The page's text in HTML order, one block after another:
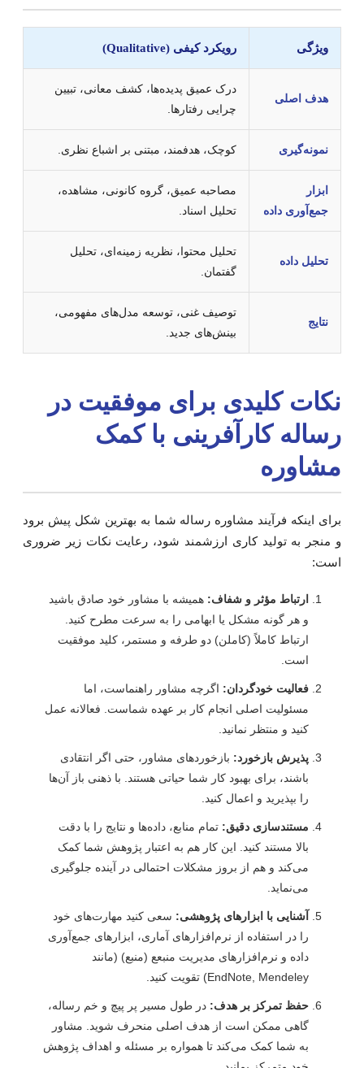
ویژگی رویکرد کیفی (Qualitative)
هدف اصلی
درک عمیق پدیده‌ها، کشف معانی، تبیین
چرایی رفتارها.
نمونه‌گیری کوچک، هدفمند، مبتنی بر اشباع نظری.
جمع‌آوری داده
مصاحبه عمیق، گروه کانونی، مشاهده،
تحلیل اسناد.
تحلیل داده
تحلیل محتوا، نظریه زمینه‌ای، تحلیل
گفتمان.
توصیف غنی، توسعه مدل‌های مفهومی،
بینش‌های جدید.
کلیدی برای موفقیت در
کارآفرینی با کمک
اینکه فرآیند مشاوره رساله شما به بهترین شکل پیش برود
منجر به تولید کاری ارزشمند شود، رعایت نکات زیر ضروری
ارتباط مؤثر و شفاف:همیشه با مشاور خود صادق باشید
و هر گونه مشکل یا ابهامی را به سرعت مطرح کنید.
ارتباط کاملاً (کاملن) دو طرفه و مستمر، کلید موفقیت
است.
فعالیت خودگردان:اگرچه مشاور راهنماست، اما
مسئولیت اصلی انجام کار بر عهده شماست. فعالانه عمل
کنید و منتظر نمانید.
پذیرش بازخورد:بازخوردهای مشاور، حتی اگر انتقادی
باشند، برای بهبود کار شما حیاتی هستند. با ذهنی باز آن‌ها
را بپذیرید و اعمال کنید.
مستندسازی دقیق:تمام منابع، داده‌ها و نتایج را با دقت
بالا مستند کنید. این کار هم به اعتبار پژوهش شما کمک
می‌کند و هم از بروز مشکلات احتمالی در آینده جلوگیری
می‌نماید.
آشنایی با ابزارهای پژوهشی:سعی کنید مهارت‌های خود
را در استفاده از نرم‌افزارهای آماری، ابزارهای جمع‌آوری
داده و نرم‌افزارهای مدیریت منبعع (منبع) (مانند
EndNote, Mendeley) تقویت کنید.
حفظ تمرکز بر هدف:در طول مسیر پر پیچ و خم رساله،
گاهی ممکن است از هدف اصلی منحرف شوید. مشاور
به شما کمک می‌کند تا همواره بر مسئله و اهداف پژوهش